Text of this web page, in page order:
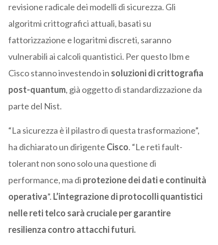
revisione radicale dei modelli di sicurezza. Gli
algoritmi crittografici attuali, basati su
fattorizzazione e logaritmi discreti, saranno
vulnerabili ai calcoli quantistici. Per questo Ibm e
Cisco stanno investendo in soluzioni di crittografia
post-quantum, già oggetto di standardizzazione da
parte del Nist.
“La sicurezza è il pilastro di questa trasformazione”,
ha dichiarato un dirigente Cisco. “Le reti fault-
tolerant non sono solo una questione di
performance, ma di protezione dei dati e continuità
operativa”. L’integrazione di protocolli quantistici
nelle reti telco sarà cruciale per garantire
resilienza contro attacchi futuri.